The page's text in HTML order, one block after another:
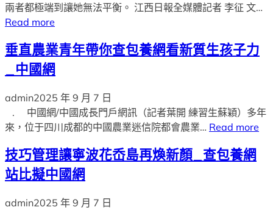
兩者都極端到讓她無法平衡。 江西日報全媒體記者 李征 文…
Read more
垂直農業青年帶你查包養網看新質生孩子力
_中國網
admin2025 年 9 月 7 日
. 中國網/中國成長門戶網訊（記者葉開 練習生蘇穎）多年
來，位于四川成都的中國農業迷信院都會農業… Read more
技巧管理讓寧波花岙島再煥新顏_查包養網
站比擬中國網
admin2025 年 9 月 7 日